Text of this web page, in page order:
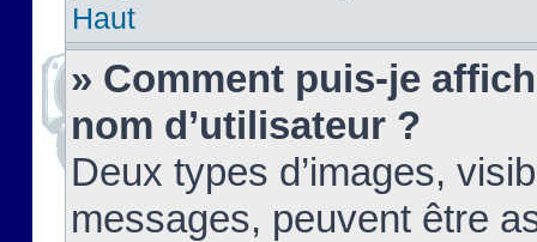
Haut
» Comment puis-je
nom d’utilisateur ?
Deux types d’images,
messages, peuvent être